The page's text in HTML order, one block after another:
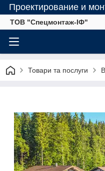
Проектирование и
ТОВ "Спецмонтаж-ІФ"
Товари та послуги